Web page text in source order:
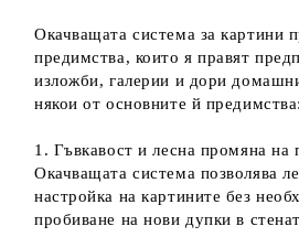
Окачващата система за картини
предимства, които я правят
изложби, галерии и дори
някои от основните й предимства:
1. Гъвкавост и лесна промяна на
Окачващата система позволява
настройка на картините без
пробиване на нови дупки в